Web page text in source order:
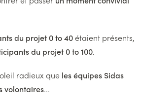
du projet 0 to 40étaient présents,
du projet 0 to 100.
radieux que les équipes Sidas
volontaires...